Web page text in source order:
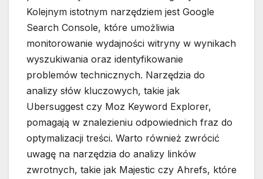
Kolejnym istotnym narzędziem jest Google
Search Console, które umożliwia
monitorowanie wydajności witryny w wynikach
wyszukiwania oraz identyfikowanie
problemów technicznych. Narzędzia do
analizy słów kluczowych, takie jak
Ubersuggest czy Moz Keyword Explorer,
pomagają w znalezieniu odpowiednich fraz do
optymalizacji treści. Warto również zwrócić
uwagę na narzędzia do analizy linków
zwrotnych, takie jak Majestic czy Ahrefs, które